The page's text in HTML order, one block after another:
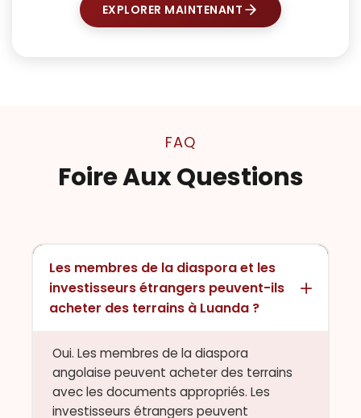
EXPLORER MAINTENANT
FAQ
Foire Aux Questions
Les membres de la diaspora et les
investisseurs étrangers peuvent-ils
acheter des terrains à Luanda ?
Oui. Les membres de la diaspora
angolaise peuvent acheter des terrains
avec les documents appropriés. Les
investisseurs étrangers peuvent